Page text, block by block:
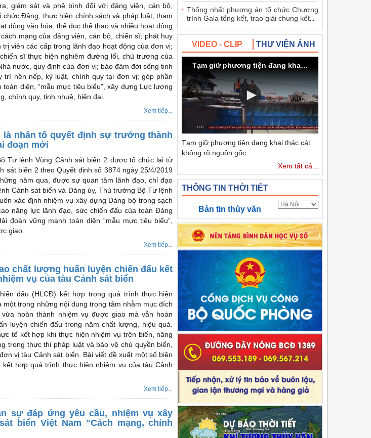
giám sát và phê bình đối với đảng viên, cán bộ,
Đảng; thực hiện chính sách và pháp luật; tham
động văn hóa, thể dục thể thao và nhiều hoạt động
mạng của đảng viên, cán bộ, chiến sĩ; phát huy
viên các cấp trong lãnh đạo hoạt động của đơn vị;
sĩ thực hiện nghiêm đường lối, chủ trương của
nước, quy định của đơn vị; bảo đảm đời sống tinh
trì nền nếp, kỷ luật, chính quy tại đơn vị; góp phần
diện, “mẫu mực tiêu biểu”, xây dựng Lực lượng
chính quy, tinh nhuệ, hiện đại.
Xem tiếp...
nhân tố quyết định sự trưởng thành
đoạn mới
Tư lệnh Vùng Cảnh sát biển 2 được tổ chức lại từ
sát biển 2 theo Quyết định số 3874 ngày 25/4/2019
năm qua, được sự quan tâm lãnh đạo, chỉ đạo
Cảnh sát biển và Đảng ủy, Thủ trưởng Bộ Tư lệnh
xác định nhiệm vụ xây dựng Đảng bộ trong sạch
năng lực lãnh đạo, sức chiến đấu của toàn Đảng
đoàn vững mạnh toàn diện “mẫu mực tiêu biểu”,
giao.
Xem tiếp...
chất lượng huấn luyện chiến đấu kết
vụ của tàu Cảnh sát biển
đấu (HLCĐ) kết hợp trong quá trình thực hiện
một trong những nội dung trọng tâm nhằm mục đích
hoàn thành nhiệm vụ được giao mà vẫn hoàn
luyện chiến đấu trong năm chất lượng, hiệu quả.
tế kết hợp khi thực hiện nhiệm vụ trên biển, nâng
trong thực thi pháp luật và bảo vệ chủ quyền biển,
vị tàu Cảnh sát biển. Bài viết đề xuất một số biện
hợp quá trình thực hiện nhiệm vụ của tàu Cảnh
Xem tiếp...
sự đáp ứng yêu cầu, nhiệm vụ xây
biển Việt Nam "Cách mạng, chính
Thống nhất phương án tổ chức Chương
trình Gala tổng kết, trao giải chung kết...
VIDEO - CLIP THƯ VIỆN ẢNH
Tạm giữ phương tiện đang khai thác cát không rõ nguồn gốc
Tạm giữ phương tiện đang khai thác cát
không rõ nguồn gốc
Xem tất cả...
THÔNG TIN THỜI TIẾT
Bản tin thủy văn